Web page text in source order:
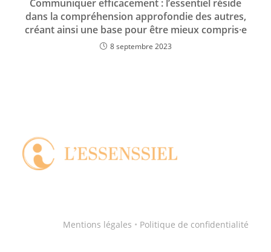
Communiquer efficacement : l’essentiel réside
dans la compréhension approfondie des autres,
créant ainsi une base pour être mieux compris·e
8 septembre 2023
Mentions légales • Politique de confidentialité